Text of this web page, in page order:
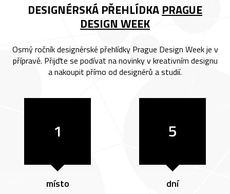
DESIGNÉRSKÁ PŘEHLÍDKA PRAGUE
DESIGN WEEK
Osmý ročník designérské přehlídky Prague Design Week je v
přípravě. Přijďte se podívat na novinky v kreativním designu
a nakoupit přímo od designérů a studií.
1
místo
5
dní